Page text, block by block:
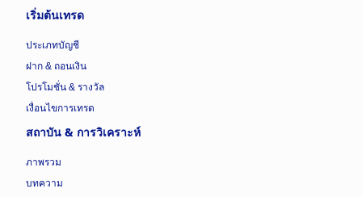
เริ่มต้นเทรด
ประเภทบัญชี
ฝาก & ถอนเงิน
โปรโมชั่น & รางวัล
เงื่อนไขการเทรด
สถาบัน & การวิเคราะห์
ภาพรวม
บทความ